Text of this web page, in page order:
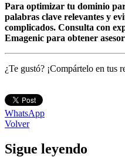
Para optimizar tu dominio
palabras clave relevantes y
complicados. Consulta con
Emagenic para obtener
¿Te gustó? ¡Compártelo en tus
WhatsApp
Volver
Sigue leyendo